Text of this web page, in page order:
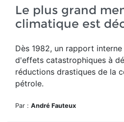
Le plus grand
climatique est
Dès 1982, un rapport
d'effets catastrophiques à
réductions drastiques de la
pétrole.
Par : André Fauteux